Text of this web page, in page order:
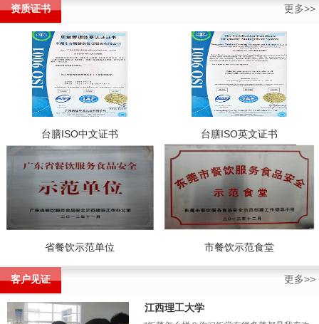
资质证书 更多>>
台膳ISO中文证书 台膳ISO英文证书
省餐饮示范单位 市餐饮示范食堂
客户见证 更多>>
江西理工大学